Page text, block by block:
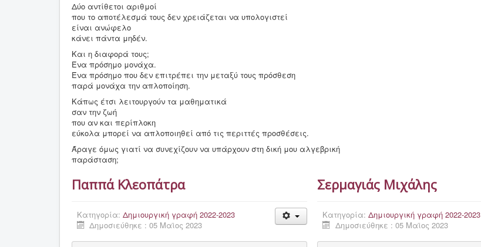
Δύο αντίθετοι αριθμοί
που το αποτέλεσμά τους δεν χρειάζεται να υπολογιστεί
είναι ανώφελο
κάνει πάντα μηδέν.
Και η διαφορά τους;
Ένα πρόσημο μονάχα.
Ένα πρόσημο που δεν επιτρέπει την μεταξύ τους πρόσθεση
παρά μονάχα την απλοποίηση.
Κάπως έτσι λειτουργούν τα μαθηματικά
σαν την ζωή
που αν και περίπλοκη
εύκολα μπορεί να απλοποιηθεί από τις περιττές προσθέσεις.
Άραγε όμως γιατί να συνεχίζουν να υπάρχουν στη δική μου αλγεβρική
παράσταση;
Παππά Κλεοπάτρα
Κατηγορία: Δημιουργική γραφή 2022-2023
Δημοσιεύθηκε : 05 Μαϊος 2023
Σερμαγιάς Μιχάλης
Κατηγορία:Δημιουργική γραφή 2022-2023
Δημοσιεύθηκε : 05 Μαϊος 2023